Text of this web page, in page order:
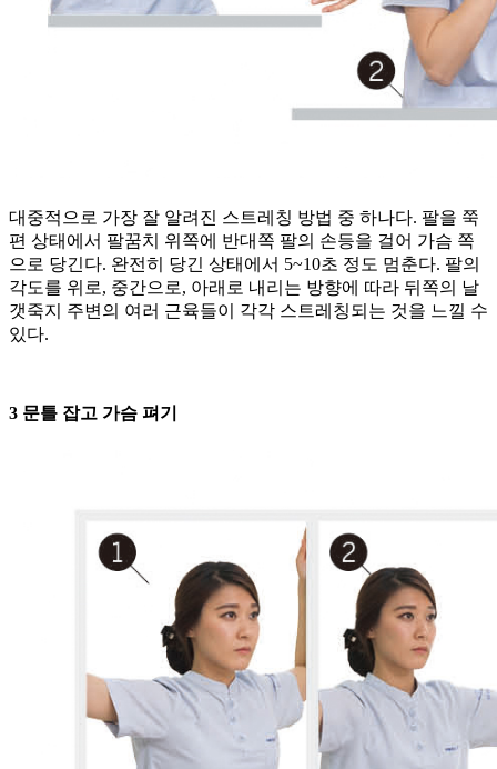
대중적으로 가장 잘 알려진 스트레칭 방법 중 하나다. 팔을 쭉
편 상태에서 팔꿈치 위쪽에 반대쪽 팔의 손등을 걸어 가슴 쪽
으로 당긴다. 완전히 당긴 상태에서 5~10초 정도 멈춘다. 팔의
각도를 위로, 중간으로, 아래로 내리는 방향에 따라 뒤쪽의 날
갯죽지 주변의 여러 근육들이 각각 스트레칭되는 것을 느낄 수
있다.
3 문틀 잡고 가슴 펴기